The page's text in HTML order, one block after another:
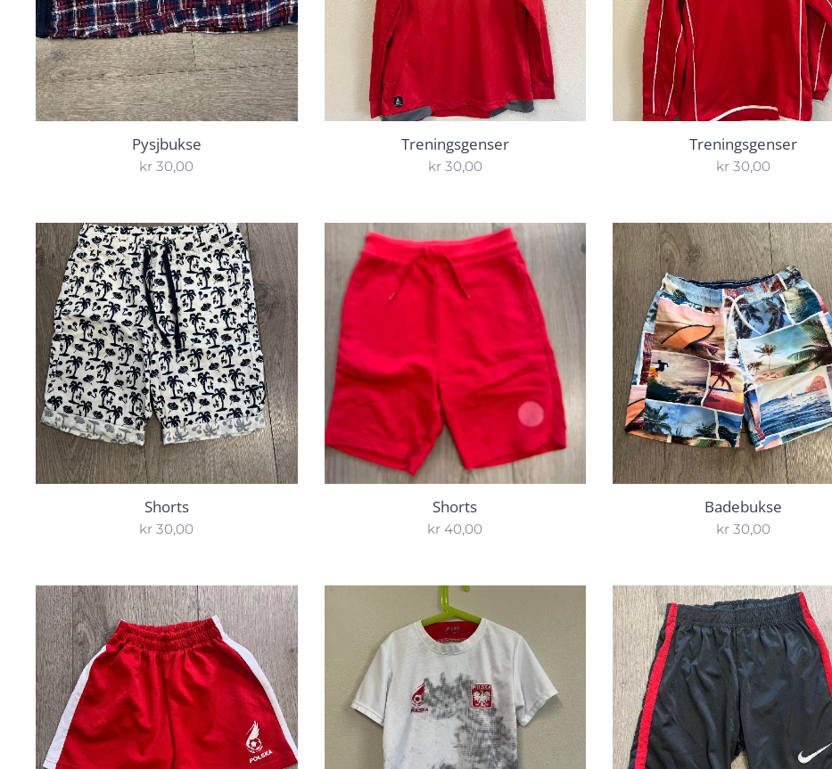
Pysjbukse
kr30,00
Treningsgenser
kr 30,00
Treningsgenser
kr30,00
Shorts
kr30,00
Shorts
kr40,00
Badebukse
kr30,00